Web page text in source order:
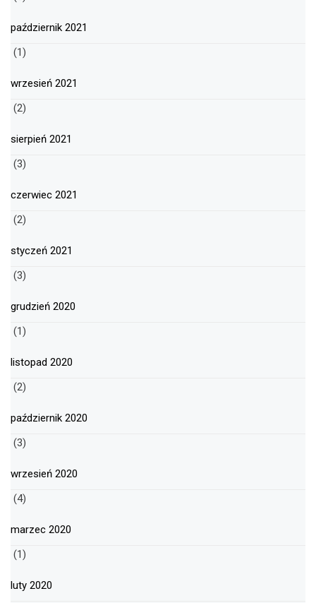
październik 2021
(1)
wrzesień 2021
(2)
sierpień 2021
(3)
czerwiec 2021
(2)
styczeń 2021
(3)
grudzień 2020
(1)
listopad 2020
(2)
październik 2020
(3)
wrzesień 2020
(4)
marzec 2020
(1)
luty 2020